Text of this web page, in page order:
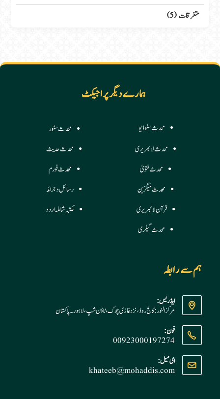
متفرقات (5)
ہمارے دیگر پراجیکٹ
محدث سٹوڈیو
محدث سٹور
محدث لائبریری
محدث حدیث
محدث فتویٰ
محدث فورم
محدث میگزین
رسائل وجرائد
قرآن لائبریری
مکتبہ شاملہ اردو
محدث گیلری
ہم سے رابطہ
ایڈریس:
مرکز النور: کالج روڈ، نزد غازی چوک، ٹاؤن شپ، لاہور ۔ پاکستان
فون:
00923000197274
in
ای میل:
khateeb@mohaddis.com
Opens